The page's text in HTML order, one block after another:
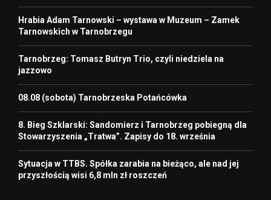
Hrabia Adam Tarnowski – wystawa w Muzeum – Zamek
Tarnowskich w Tarnobrzegu
Tarnobrzeg: Tomasz Butryn Trio, czyli niedziela na
jazzowo
08.08 (sobota) Tarnobrzeska Potańcówka
8. Bieg Szklarski: Sandomierz i Tarnobrzeg pobiegną dla
Stowarzyszenia „Tratwa”. Zapisy do 18. września
Sytuacja w TTBS. Spółka zarabia na bieżąco, ale nad jej
przyszłością wisi 6,8 mln zł roszczeń